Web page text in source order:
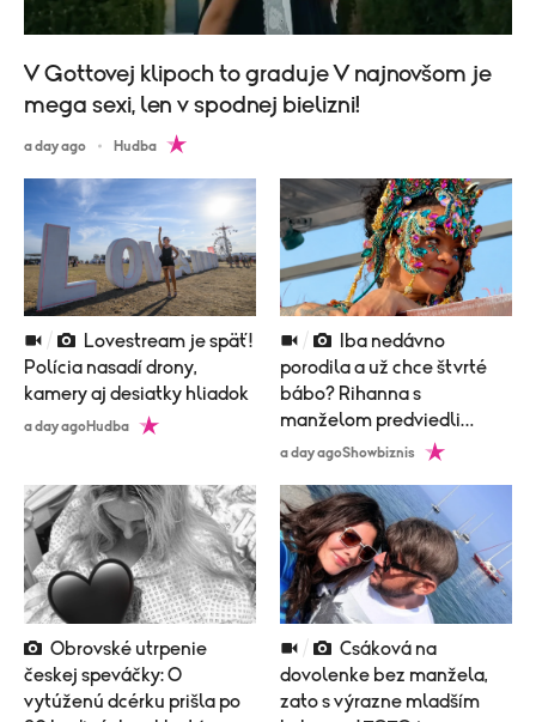
V Gottovej klipoch to graduje V najnovšom je
mega sexi, len v spodnej bielizni!
a day ago Hudba
Polícia nasadí drony,
kamery aj desiatky hliadok
a day agoHudba
porodila a už chce štvrté
bábo? Rihanna s
manželom predviedli
poriadne nemravný tanec!
a day agoShowbiznis
českej speváčky: O
vytúženú dcérku prišla po
dovolenke bez manžela,
zato s výrazne mladším